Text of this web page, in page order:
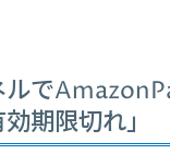
ルで
期限切れ」